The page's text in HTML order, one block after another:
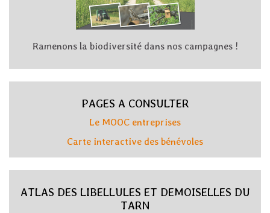
Ramenons la biodiversité dans nos campagnes !
PAGES A CONSULTER
Le MOOC entreprises
Carte interactive des bénévoles
ATLAS DES LIBELLULES ET DEMOISELLES DU
TARN